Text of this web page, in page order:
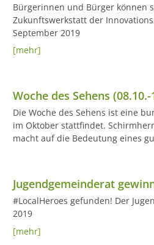
Bürgerinnen und Bürger können
Zukunftswerkstatt der
September 2019
[mehr]
Woche des Sehens (08.10.-
Die Woche des Sehens ist eine
im Oktober stattfindet.
macht auf die Bedeutung eines
Jugendgemeinderat
#LocalHeroes gefunden! Der
2019
[mehr]